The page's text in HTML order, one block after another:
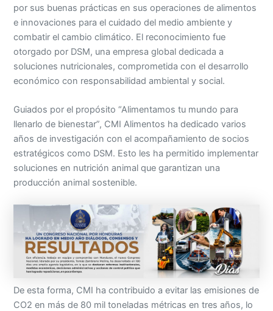
por sus buenas prácticas en sus operaciones de alimentos
e innovaciones para el cuidado del medio ambiente y
combatir el cambio climático. El reconocimiento fue
otorgado por DSM, una empresa global dedicada a
soluciones nutricionales, comprometida con el desarrollo
económico con responsabilidad ambiental y social.
Guiados por el propósito “Alimentamos tu mundo para
llenarlo de bienestar”, CMI Alimentos ha dedicado varios
años de investigación con el acompañamiento de socios
estratégicos como DSM. Esto les ha permitido implementar
soluciones en nutrición animal que garantizan una
producción animal sostenible.
De esta forma, CMI ha contribuido a evitar las emisiones de
CO2 en más de 80 mil toneladas métricas en tres años, lo